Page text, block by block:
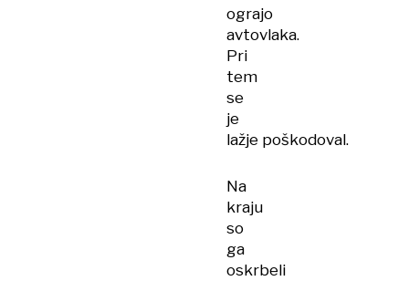
ograjo
avtovlaka.
Pri
tem
se
je
lažje poškodoval.
Na
kraju
so
ga
oskrbeli